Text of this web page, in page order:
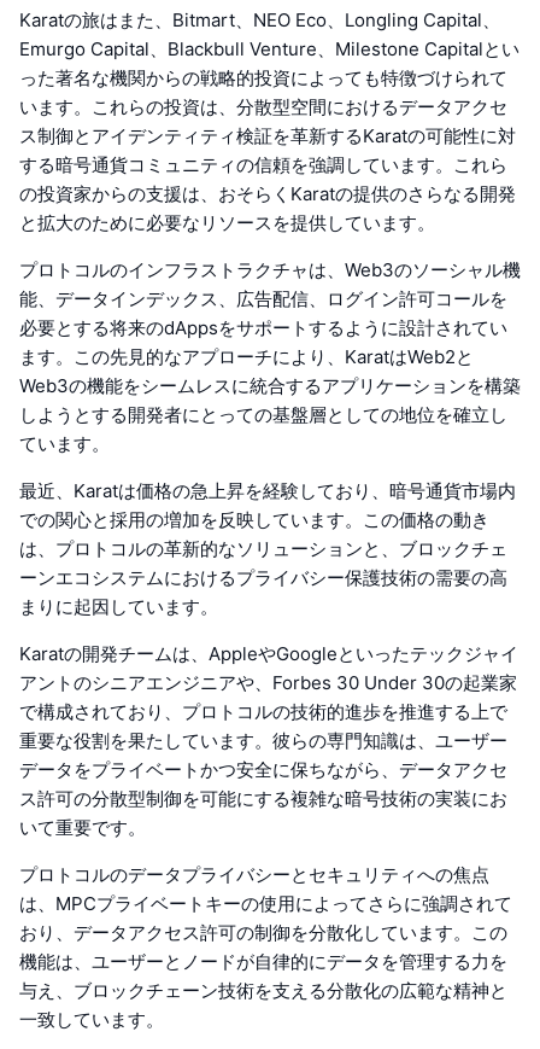
Karatの旅はまた、Bitmart、NEO Eco、Longling Capital、
Emurgo Capital、Blackbull Venture、Milestone Capitalとい
った著名な機関からの戦略的投資によっても特徴づけられて
います。これらの投資は、分散型空間におけるデータアクセ
ス制御とアイデンティティ検証を革新するKaratの可能性に対
する暗号通貨コミュニティの信頼を強調しています。これら
の投資家からの支援は、おそらくKaratの提供のさらなる開発
と拡大のために必要なリソースを提供しています。
プロトコルのインフラストラクチャは、Web3のソーシャル機
能、データインデックス、広告配信、ログイン許可コールを
必要とする将来のdAppsをサポートするように設計されてい
ます。この先見的なアプローチにより、KaratはWeb2と
Web3の機能をシームレスに統合するアプリケーションを構築
しようとする開発者にとっての基盤層としての地位を確立し
ています。
最近、Karatは価格の急上昇を経験しており、暗号通貨市場内
での関心と採用の増加を反映しています。この価格の動き
は、プロトコルの革新的なソリューションと、ブロックチェ
ーンエコシステムにおけるプライバシー保護技術の需要の高
まりに起因しています。
Karatの開発チームは、AppleやGoogleといったテックジャイ
アントのシニアエンジニアや、Forbes 30 Under 30の起業家
で構成されており、プロトコルの技術的進歩を推進する上で
重要な役割を果たしています。彼らの専門知識は、ユーザー
データをプライベートかつ安全に保ちながら、データアクセ
ス許可の分散型制御を可能にする複雑な暗号技術の実装にお
いて重要です。
プロトコルのデータプライバシーとセキュリティへの焦点
は、MPCプライベートキーの使用によってさらに強調されて
おり、データアクセス許可の制御を分散化しています。この
機能は、ユーザーとノードが自律的にデータを管理する力を
与え、ブロックチェーン技術を支える分散化の広範な精神と
一致しています。